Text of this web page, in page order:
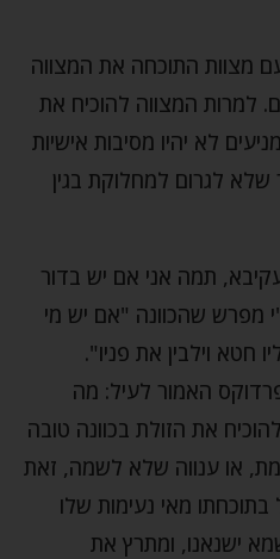
מצוות התוכחה את המצווה
למרות המצווה להוכיח את
לא יהיו מסיבות אישיות
לגרום למחלוקת בגין
תמה אני אם יש בדור
מפרש שהכוונה "אם יש מי
חטא וילבין את פניו".
האמור לעיל: מה
את הזולת בכוונה טובה
או ענווה שלא לשמה, זאת
מאי נעימות שלו
ישנאנו, ומתרץ את